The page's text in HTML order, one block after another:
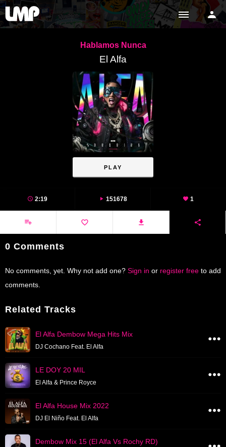
Hablamos Nunca
El Alfa
PLAY
2:19 151678 1
0 Comments
No comments, yet. Why not add one? Sign in or register free to add
comments.
Related Tracks
El Alfa Dembow Mega Hits Mix
DJ Cochano Feat. El Alfa
LE DOY 20 MIL
El Alfa & Prince Royce
El Alfa House Mix 2022
DJ El Niño Feat. El Alfa
Dembow Mix 15 (El Alfa Vs Rochy RD)